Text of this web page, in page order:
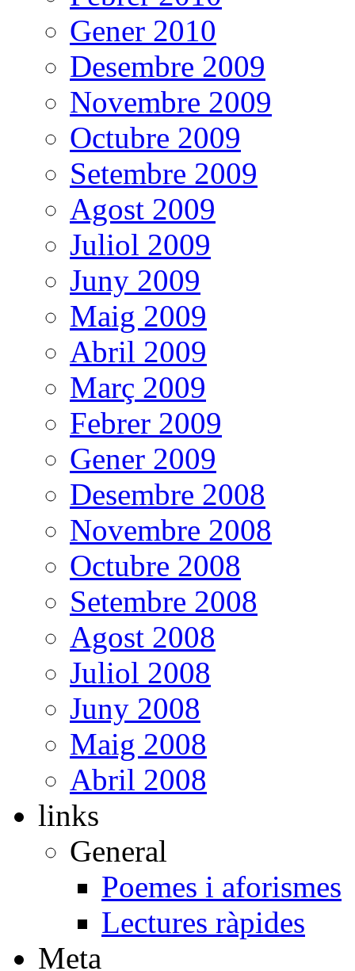
Gener 2010
Desembre 2009
Novembre 2009
Octubre 2009
Setembre 2009
Agost 2009
Juliol 2009
Juny 2009
Maig 2009
Abril 2009
Març 2009
Febrer 2009
Gener 2009
Desembre 2008
Novembre 2008
Octubre 2008
Setembre 2008
Agost 2008
Juliol 2008
Juny 2008
Maig 2008
Abril 2008
links
General
Poemes i aforismes
Lectures ràpides
Meta